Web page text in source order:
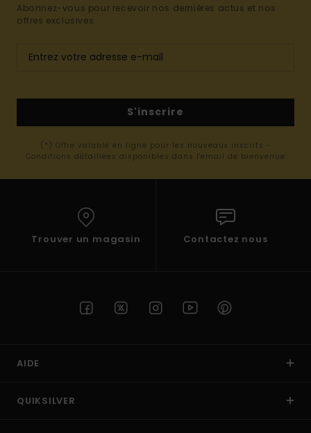
Abonnez-vous pour recevoir nos dernières actus et nos
offres exclusives.
S'inscrire
(*) Offre valable en ligne pour les nouveaux inscrits -
Conditions détaillées disponibles dans l'email de bienvenue
Trouver un magasin Contactez nous
AIDE
QUIKSILVER